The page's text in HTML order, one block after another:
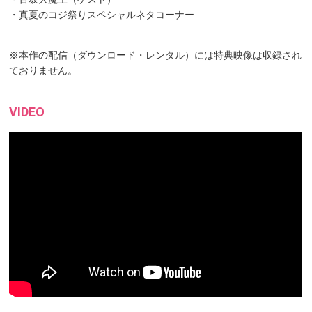
・真夏のコジ祭りスペシャルネタコーナー
※本作の配信（ダウンロード・レンタル）には特典映像は収録され
ておりません。
VIDEO